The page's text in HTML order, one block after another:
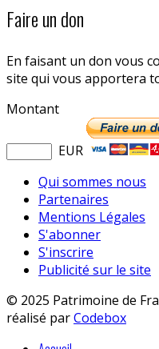
Faire un don
En faisant un don vous
site qui vous apportera
Montant
EUR
Qui sommes nous
Partenaires
Mentions Légales
S'abonner
S'inscrire
Publicité sur le site
© 2025 Patrimoine de
réalisé parCodebox